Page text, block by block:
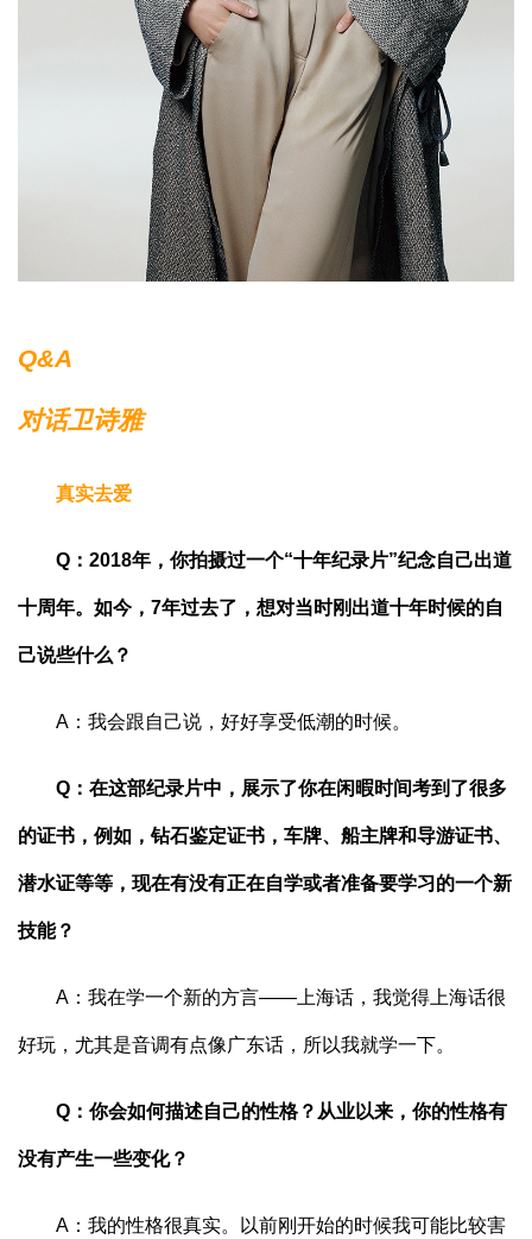
Q&A
对话卫诗雅
真实去爱
Q：2018年，你拍摄过一个“十年纪录片”纪念自己出道
十周年。如今，7年过去了，想对当时刚出道十年时候的自
己说些什么？
A：我会跟自己说，好好享受低潮的时候。
Q：在这部纪录片中，展示了你在闲暇时间考到了很多
的证书，例如，钻石鉴定证书，车牌、船主牌和导游证书、
潜水证等等，现在有没有正在自学或者准备要学习的一个新
技能？
A：我在学一个新的方言——上海话，我觉得上海话很
好玩，尤其是音调有点像广东话，所以我就学一下。
Q：你会如何描述自己的性格？从业以来，你的性格有
没有产生一些变化？
A：我的性格很真实。以前刚开始的时候我可能比较害